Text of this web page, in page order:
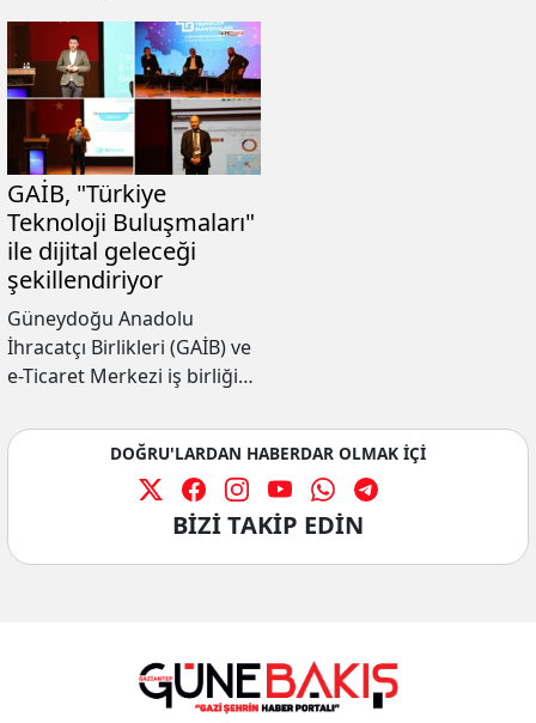
ürünlere uygulanan
gümrük vergilerini %300 ila
%500 oranında artırma
kararının bu ülkeye
gerçekleştirilen ihracatı
olumsuz yönde
etkileyeceğini açıklayan
Güneydoğu Anadolu
Hububat Bakliyat Yağlı
Tohumlar ve Mamulleri
ihracatçıları Birliği Başkanı
Celal Kadooğlu gelişmeleri
yakından takip ederek
gerek ilgili bakanlıklarla
olduklarını dile getirdi.
GAİB, "Türkiye
Teknoloji Buluşmaları"
ile dijital geleceği
şekillendiriyor
Güneydoğu Anadolu
İhracatçı Birlikleri (GAİB) ve
e-Ticaret Merkezi iş birliği
Teknoloji Buluşmaları”
etkinliği, bölgedeki
ihracatçılar ve iş dünyası
profesyonelleri için dijital
dönüşümün kapılarını
DOĞRU'LARDAN HABERDAR OLMAK İÇİ
BİZİ TAKİP EDİN